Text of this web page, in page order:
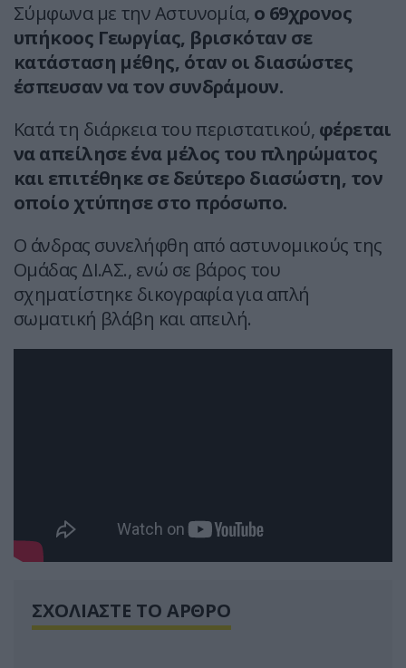
Σύμφωνα με την Αστυνομία, ο 69χρονος
υπήκοος Γεωργίας, βρισκόταν σε
κατάσταση μέθης, όταν οι διασώστες
έσπευσαν να τον συνδράμουν.
Κατά τη διάρκεια του περιστατικού, φέρεται
να απείλησε ένα μέλος του πληρώματος
και επιτέθηκε σε δεύτερο διασώστη, τον
οποίο χτύπησε στο πρόσωπο.
Ο άνδρας συνελήφθη από αστυνομικούς της
Ομάδας ΔΙ.ΑΣ., ενώ σε βάρος του
σχηματίστηκε δικογραφία για απλή
σωματική βλάβη και απειλή.
ΣΧΟΛΙΑΣΤΕ ΤΟ ΑΡΘΡΟ